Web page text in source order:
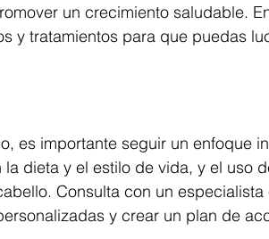
un crecimiento saludable.
y tratamientos para que puedas
es importante seguir un enfoque
dieta y el estilo de vida, y el uso
Consulta con un
y crear un plan de